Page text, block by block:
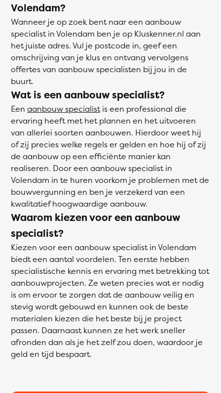
Volendam?
Wanneer je op zoek bent naar een aanbouw
specialist in Volendam ben je op Kluskenner.nl aan
het juiste adres. Vul je postcode in, geef een
omschrijving van je klus en ontvang vervolgens
offertes van aanbouw specialisten bij jou in de
buurt.
Wat is een aanbouw specialist?
Een aanbouw specialistis een professional die
ervaring heeft met het plannen en het uitvoeren
van allerlei soorten aanbouwen. Hierdoor weet hij
of zij precies welke regels er gelden en hoe hij of zij
de aanbouw op een efficiënte manier kan
realiseren. Door een aanbouw specialist in
Volendam in te huren voorkom je problemen met de
bouwvergunning en ben je verzekerd van een
kwalitatief hoogwaardige aanbouw.
Waarom kiezen voor een aanbouw
specialist?
Kiezen voor een aanbouw specialist in Volendam
biedt een aantal voordelen. Ten eerste hebben
specialistische kennis en ervaring met betrekking tot
aanbouwprojecten. Ze weten precies wat er nodig
is om ervoor te zorgen dat de aanbouw veilig en
stevig wordt gebouwd en kunnen ook de beste
materialen kiezen die het beste bij je project
passen. Daarnaast kunnen ze het werk sneller
afronden dan als je het zelf zou doen, waardoor je
geld en tijd bespaart.